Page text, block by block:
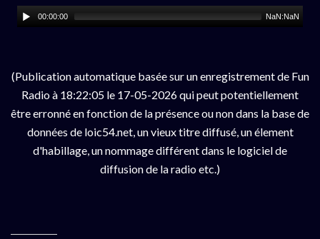
00:00:00 NaN:NaN
(Publication automatique basée sur un enregistrement de Fun
Radio à 18:22:05 le 17-05-2026 qui peut potentiellement
être erronné en fonction de la présence ou non dans la base de
données de loic54.net, un vieux titre diffusé, un élement
d'habillage, un nommage différent dans le logiciel de
diffusion de la radio etc.)